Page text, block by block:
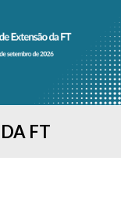
FT
EM 90
DO
SELETIVO
DE
DE